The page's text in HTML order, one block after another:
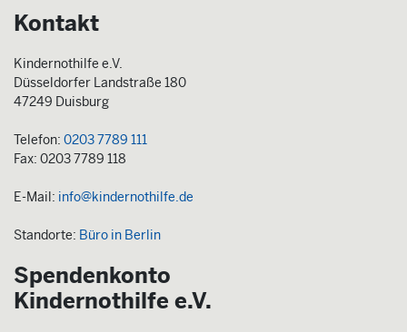
Kontakt
Kindernothilfe e.V.
Düsseldorfer Landstraße 180
47249 Duisburg
Telefon: 0203 7789 111
Fax: 0203 7789 118
E-Mail: info@kindernothilfe.de
Standorte: Büro in Berlin
Spendenkonto
Kindernothilfe e.V.